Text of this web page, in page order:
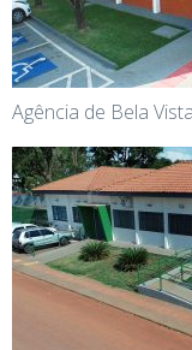
Agência de Bela Vista